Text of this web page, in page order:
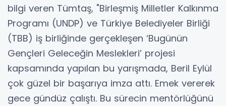
bilgi veren Tümtaş, "Birleşmiş Milletler Kalkınma
Programı (UNDP) ve Türkiye Belediyeler Birliği
(TBB) iş birliğinde gerçekleşen ‘Bugünün
Gençleri Geleceğin Meslekleri’ projesi
kapsamında yapılan bu yarışmada, Beril Eylül
çok güzel bir başarıya imza attı. Emek vererek
gece gündüz çalıştı. Bu sürecin mentörlüğünü